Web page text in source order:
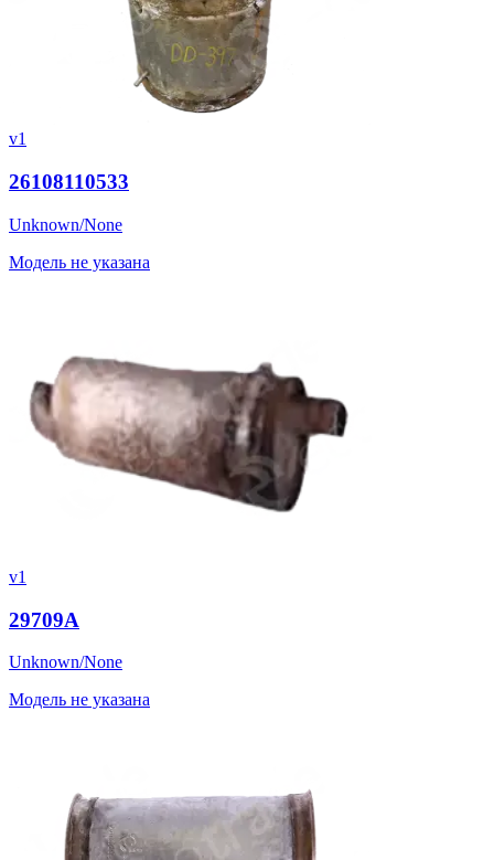
v1
26108110533
Unknown/None
Модель не указана
v1
29709A
Unknown/None
Модель не указана